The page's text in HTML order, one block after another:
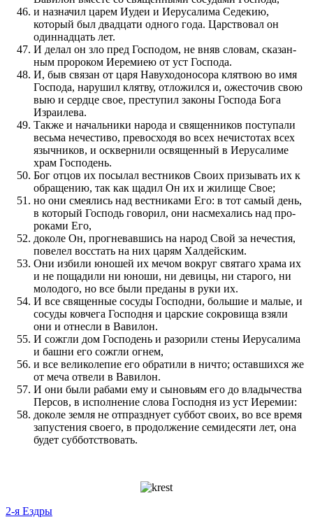
и назначил царем Иудеи и Иерусалима Седекию,
который был двадцати одного года. Цар­с­т­во­вал он
один­надцать лет.
И делал он зло пред Го­с­по­дом, не вняв словам, ска­за­н­
ным про­роком Иеремиею от уст Го­с­по­да.
И, быв связан от царя Навуходоносора клятвою во имя
Го­с­по­да, нарушил клятву, отложил­ся и, ожесточив свою
выю и сердце свое, пре­ступил законы Го­с­по­да Бога
Израилева.
Также и начальники народа и священ­ников по­ступали
весьма нечестиво, пре­восходя во всех нечистотах всех
язычников, и осквернили освящен­ный в Иерусалиме
храм Го­с­по­день.
Бог отцов их по­сылал вест­ников Сво­их при­зы­вать их к
обраще­нию, так как щадил Он их и жилище Свое;
но они смеялись над вест­никами Его: в тот самый день,
в который Го­с­по­дь говорил, они насмехались над про­
роками Его,
доколе Он, про­гневав­шись на народ Свой за нечестия,
по­велел восстать на них царям Халдейским.
Они избили юношей их мечом вокруг святаго храма их
и не по­щадили ни юноши, ни девицы, ни старого, ни
молодого, но все были пред­аны в руки их.
И все священ­ные сосуды Го­с­по­дни, большие и малые, и
сосуды ковчега Го­с­по­дня и царские сокровища взяли
они и отнесли в Вавилон.
И сожгли дом Го­с­по­день и разо­рили стены Иерусалима
и башни его сожгли огнем,
и все великолепие его обратили в ничто; остав­шихся же
от меча отвели в Вавилон.
И они были рабами ему и сыновьям его до владычества
Персов, в исполне­ние слова Го­с­по­дня из уст Иеремии:
доколе земля не отпраз­днует суббот сво­их, во все время
запусте­ния своего, в про­долже­ние семидесяти лет, она
будет суббот­с­т­во­­вать.
2-я Ездры